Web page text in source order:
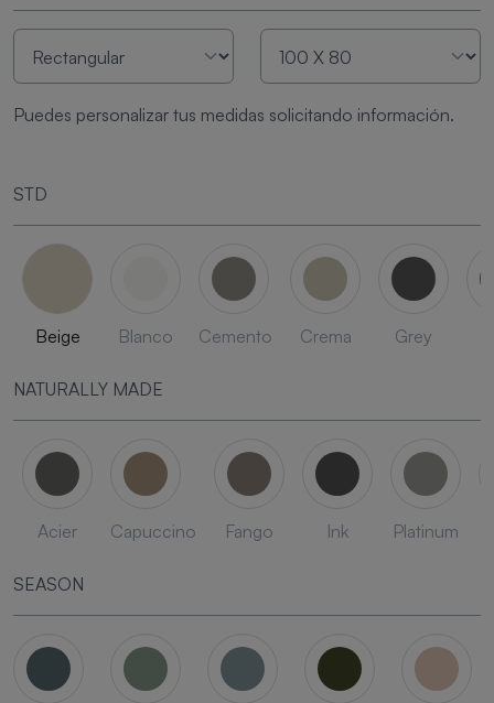
Puedes personalizar tus medidas solicitando información.
STD
Beige Blanco Cemento Crema Grey
NATURALLY MADE
Acier Capuccino Fango Ink Platinum
SEASON